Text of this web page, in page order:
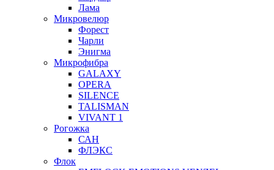
Лама
Микровелюр
Форест
Чарли
Энигма
Микрофибра
GALAXY
OPERA
SILENCE
TALISMAN
VIVANT 1
Рогожка
САН
ФЛЭКС
Флок